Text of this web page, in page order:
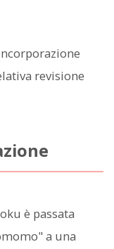
revisione
è passata
a una